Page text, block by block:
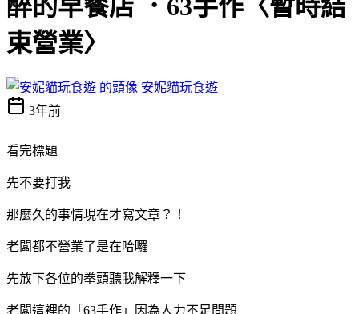
醉的早餐店 ．63手作〈暫時結
束營業〉
安妮貓玩食遊
3年前
看完標題
先不要打我
那麼久的事情現在才寫文章？！
老闆都不營業了是在哈囉
先放下各位的拳頭聽我解釋一下
老闆這裡的「63手作」因為人力不足問題